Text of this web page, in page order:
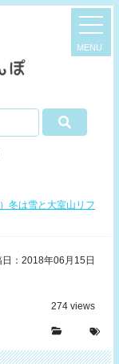
冬は雪と大室山リフ
日：2018年06月15日
274 views